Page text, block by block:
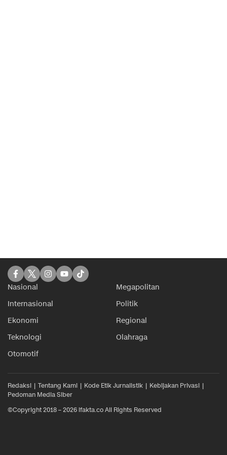
Nasional
Megapolitan
Internasional
Politik
Ekonomi
Regional
Teknologi
Olahraga
Otomotif
Redaksi Tentang Kami Kode Etik Jurnalistik
Kebijakan Privasi
Pedoman Media Siber
©Copyright 2018 – 2026 ifakta.co All Rights Reserved